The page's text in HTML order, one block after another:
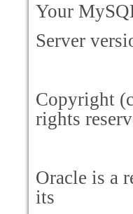
Your
Server
Copyright
rights
Oracle is a
its